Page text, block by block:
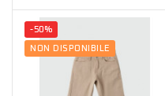
-50%
NON DISPONIBILE